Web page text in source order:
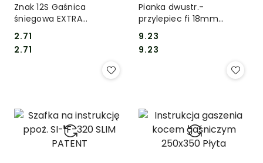
Znak 12S Gaśnica
śniegowa EXTRA
67x160mm folia
Cena:
2.71
Cena:
2.71
Pianka dwustr.-
przylepiec fi 18mm
(100szt./ark)
Cena:
9.23
Cena:
9.23